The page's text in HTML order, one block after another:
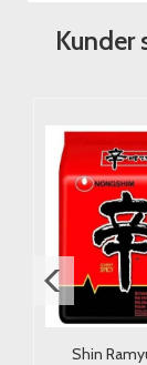
Kunder
Shin